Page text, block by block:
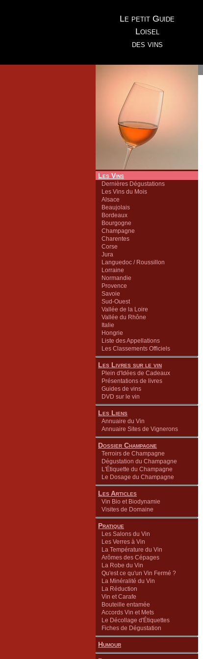
Le petit Guide
Loisel
des vins
Les Vins
Dernières Dégustations
Les Vins du Mois
Alsace
Beaujolais
Bordeaux
Bourgogne
Champagne
Charentes
Corse
Jura
Languedoc / Roussillon
Lorraine
Normandie
Provence
Savoie
Sud-Ouest
Vallée de la Loire
Vallée du Rhône
Italie
Hongrie
Liste des Appellations
Les Classements Officiels
Les Livres sur le vin
Plein d'Idées de Cadeaux
Présentations de livres
Guides de vins
DVD sur le vin
Les Liens
Annuaire du Vin
Annuaire Sites de Vignerons
Dossier Champagne
Terroirs de Champagne
Dégustation du Champagne
L'Étiquette du Champagne
Le Dosage du Champagne
Les Articles
Vin Bio et Biodynamie
Visites de Domaine
Pratique
Les Salons du Vin
Les Verres à Vin
La Température du Vin
Arômes des Cépages
La Robe du Vin
Qu'est ce qu'un Vin Fermé ?
La Minéralité du Vin
La Réduction
Vin et Carafe
Bouteille entamée
Accords Vin et Mets
Le Décollage d'Étiquettes
Fiches de Dégustation
Humour